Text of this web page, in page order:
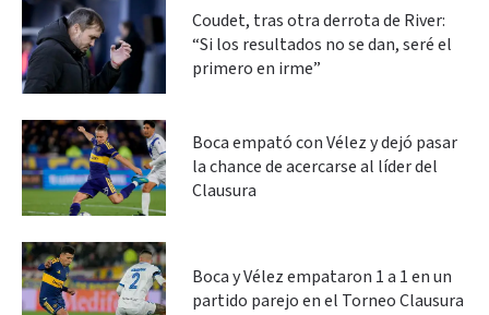
Coudet, tras otra derrota de River:
“Si los resultados no se dan, seré el
primero en irme”
Boca empató con Vélez y dejó pasar
la chance de acercarse al líder del
Clausura
Boca y Vélez empataron 1 a 1 en un
partido parejo en el Torneo Clausura